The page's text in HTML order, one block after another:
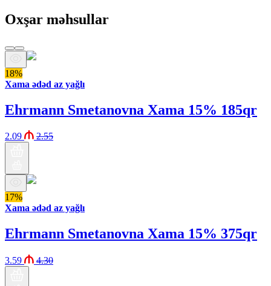
Oxşar məhsullar
18%
Xama ədəd az yağlı
Ehrmann Smetanovna Xama 15% 185qr
2.09 2.55
17%
Xama ədəd az yağlı
Ehrmann Smetanovna Xama 15% 375qr
3.59 4.30